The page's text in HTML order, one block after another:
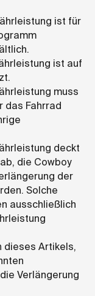
ist für
ist auf
muss
das Fahrrad
deckt
die Cowboy
der
Solche
ausschließlich
dieses Artikels,
Verlängerung